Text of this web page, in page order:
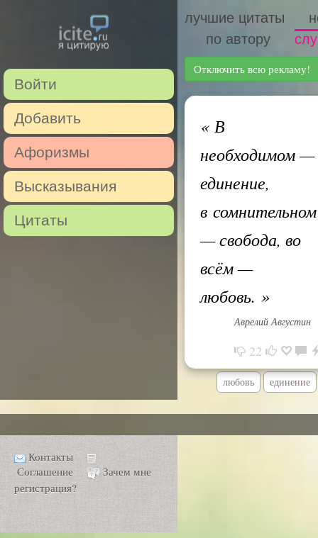
Войти
Добавить
Афоризмы
Высказывания
Цитаты
лучшие цитаты
по автору
Отключить всю рекламу!
«В
необходимом —
единение,
в сомнительном
— свобода, во
всём —
любовь. »
Аврелий Августин
22
любовь единение
Контакты
Соглашение
Зачем мне
регистрация?